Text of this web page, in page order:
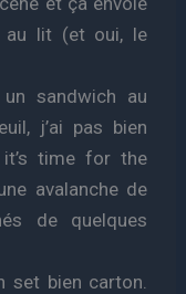
au lit (et oui, le
sandwich au
j’ai pas bien
time for the
avalanche de
de quelques
set bien carton.